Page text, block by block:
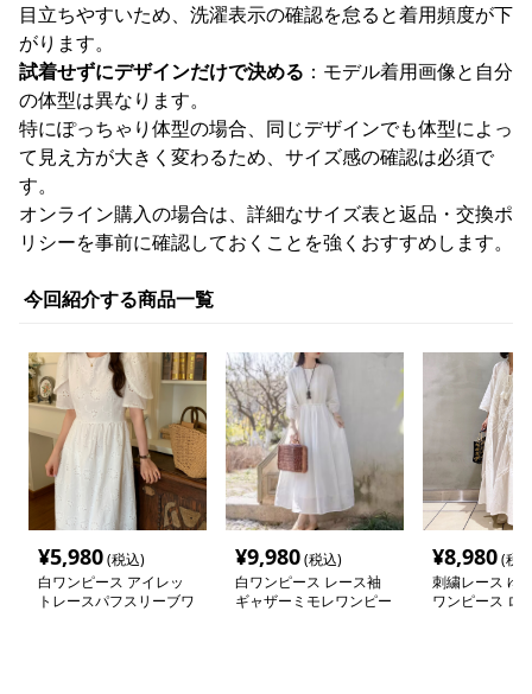
目立ちやすいため、洗濯表示の確認を怠ると着用頻度が下
がります。
試着せずにデザインだけで決める ：モデル着用画像と自分
の体型は異なります。
特にぽっちゃり体型の場合、同じデザインでも体型によっ
て見え方が大きく変わるため、サイズ感の確認は必須で
す。
オンライン購入の場合は、詳細なサイズ表と返品・交換ポ
リシーを事前に確認しておくことを強くおすすめします。
今回紹介する商品一覧
¥5,980(税込)
白ワンピース アイレッ
トレースパフスリーブワ
¥9,980(税込)
白ワンピース レース袖
ギャザーミモレワンピー
¥8,980(税
刺繍レース ゆ
ワンピース ロ